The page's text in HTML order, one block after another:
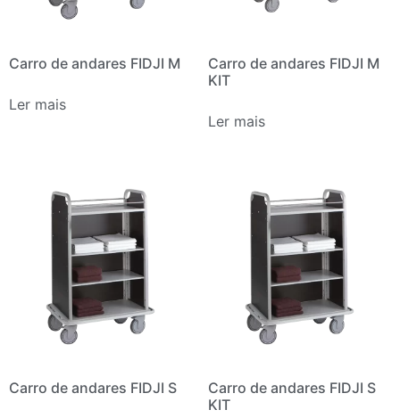
Carro de andares FIDJI M
Ler mais
Carro de andares FIDJI M
KIT
Ler mais
Carro de andares FIDJI S
Carro de andares FIDJI S
KIT